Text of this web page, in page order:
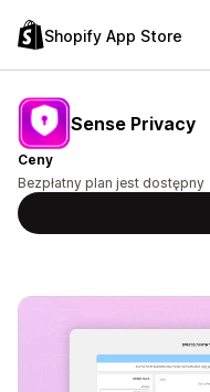
Shopify App Store
Sense Privacy
Ceny
Bezpłatny plan jest dostępny